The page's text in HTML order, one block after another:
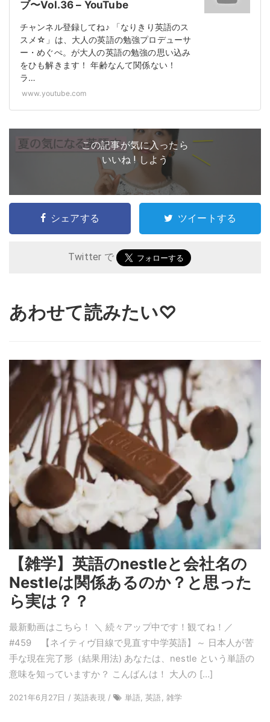
ブ〜Vol.36 – YouTube
チャンネル登録してね♪ 「なりきり英語のス
スメ☆」は、大人の英語の勉強プロデューサ
ー・めぐぺ。が大人の英語の勉強の思い込み
をひも解きます！ 年齢なんて関係ない！
ラ…
www.youtube.com
この記事が気に入ったら
いいね ! しよう
シェアする ツイートする
Twitter で
あわせて読みたい♡
【雑学】英語のnestleと会社名の
Nestleは関係あるのか？と思った
ら実は？？
最新動画はこちら！ ＼ 続々アップ中です！観てね！／
#459 【ネイティヴ目線で見直す中学英語】～ 日本人が苦
手な現在完了形（結果用法) あなたは、nestle という単語の
意味を知っていますか？ こんばんは！ 大人の […]
2021年6月27日 / 英語表現 / 単語, 英語, 雑学